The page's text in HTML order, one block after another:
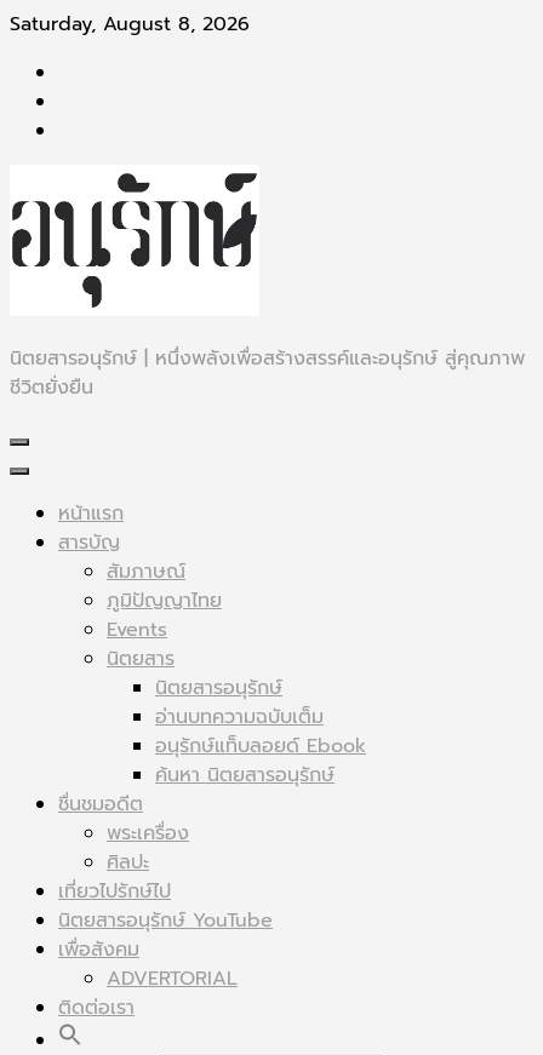
Skip
content
Saturday, August 8, 2026
นิตยสารอนุรักษ์ | หนึ่งพลังเพื่อสร้างสรรค์และอนุรักษ์ สู่คุณภาพ
ชีวิตยั่งยืน
หน้าแรก
สารบัญ
สัมภาษณ์
ภูมิปัญญาไทย
Events
นิตยสาร
นิตยสารอนุรักษ์
อ่านบทความฉบับเต็ม
อนุรักษ์แท็บลอยด์ Ebook
ค้นหา นิตยสารอนุรักษ์
ชื่นชมอดีต
พระเครื่อง
ศิลปะ
เที่ยวไปรักษ์ไป
นิตยสารอนุรักษ์ YouTube
เพื่อสังคม
ADVERTORIAL
ติดต่อเรา